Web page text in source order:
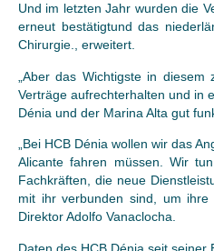
Und im letzten Jahr wurden die
erneut bestätigtund das
Chirurgie., erweitert.
„Aber das Wichtigste in
Verträge aufrechterhalten und in
Dénia und der Marina Alta gut
„Bei HCB Dénia wollen wir das
Alicante fahren müssen. Wir
Fachkräften, die neue
mit ihr verbunden sind, um ihre
Direktor Adolfo Vanaclocha.
Daten des HCB Dénia seit seiner